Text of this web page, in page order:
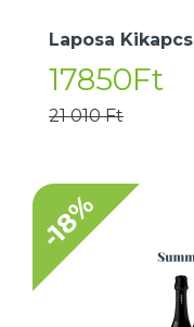
Laposa Kikapcs
17850Ft
21 010 Ft
-18%